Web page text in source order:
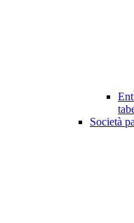
Società